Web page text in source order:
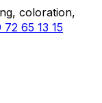
coloration,
72 65 13 15